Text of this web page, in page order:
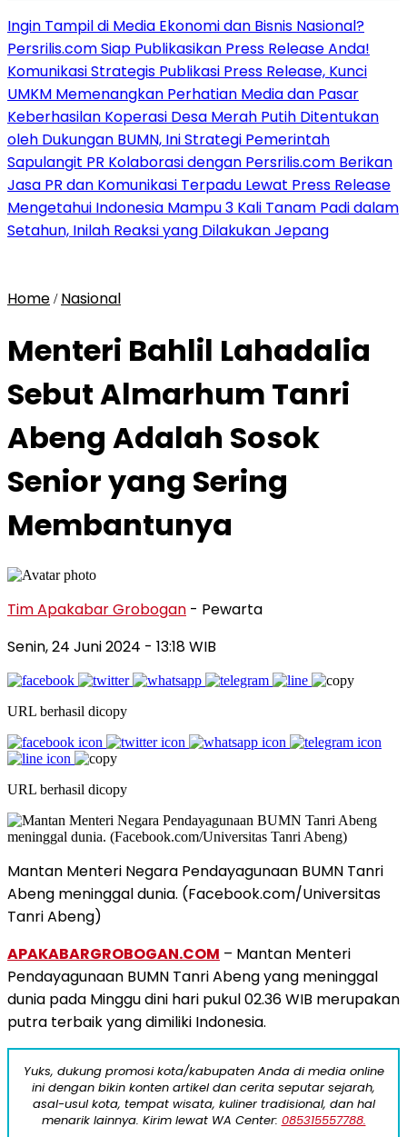
Ingin Tampil di Media Ekonomi dan Bisnis Nasional?
Persrilis.com Siap Publikasikan Press Release Anda!
Komunikasi Strategis Publikasi Press Release, Kunci
UMKM Memenangkan Perhatian Media dan Pasar
Keberhasilan Koperasi Desa Merah Putih Ditentukan
oleh Dukungan BUMN, Ini Strategi Pemerintah
Sapulangit PR Kolaborasi dengan Persrilis.com Berikan
Jasa PR dan Komunikasi Terpadu Lewat Press Release
Mengetahui Indonesia Mampu 3 Kali Tanam Padi dalam
Setahun, Inilah Reaksi yang Dilakukan Jepang
Home / Nasional
Menteri Bahlil Lahadalia
Sebut Almarhum Tanri
Abeng Adalah Sosok
Senior yang Sering
Membantunya
Tim Apakabar Grobogan - Pewarta
Senin, 24 Juni 2024 - 13:18 WIB
URL berhasil dicopy
URL berhasil dicopy
Mantan Menteri Negara Pendayagunaan BUMN Tanri
Abeng meninggal dunia. (Facebook.com/Universitas
Tanri Abeng)
APAKABARGROBOGAN.COM – Mantan Menteri
Pendayagunaan BUMN Tanri Abeng yang meninggal
dunia pada Minggu dini hari pukul 02.36 WIB merupakan
putra terbaik yang dimiliki Indonesia.
Yuks, dukung promosi kota/kabupaten Anda di media online
ini dengan bikin konten artikel dan cerita seputar sejarah,
asal-usul kota, tempat wisata, kuliner tradisional, dan hal
menarik lainnya. Kirim lewat WA Center: 085315557788.